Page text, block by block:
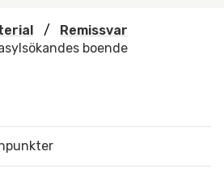
/
Remissvar
boende